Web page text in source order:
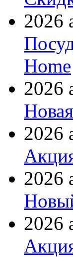
2026
Home
2026
2026
2026
2026